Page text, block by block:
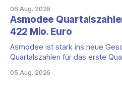
Happiness (Explosm) auf die
ein, was die Kampagne unter
Comics sind zurück!" bietet und
06 Aug. 2026
Asmodee
422 Mio. Euro
Asmodee ist stark ins neue
Quartalszahlen für das erste
Prozent auf 422,1 Millionen Euro.
05 Aug. 2026